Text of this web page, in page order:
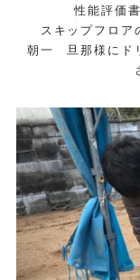
性能評価
スキップフロア
朝一 旦那様にド